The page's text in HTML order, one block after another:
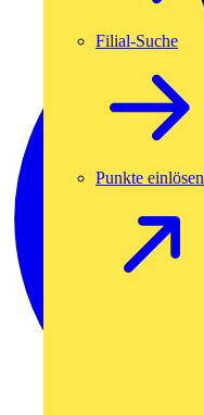
Filial-Suche
Punkte einlösen